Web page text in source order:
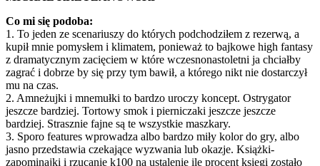
Co mi się podoba:
1. To jeden ze scenariuszy do których podchodziłem z rezerwą, a
kupił mnie pomysłem i klimatem, ponieważ to bajkowe high fantasy
z dramatycznym zacięciem w które wczesnonastoletni ja chciałby
zagrać i dobrze by się przy tym bawił, a którego nikt nie dostarczył
mu na czas.
2. Amneżujki i mnemułki to bardzo uroczy koncept. Ostrygator
jeszcze bardziej. Tortowy smok i pierniczaki jeszcze jeszcze
bardziej. Strasznie fajne są te wszystkie maszkary.
3. Sporo features wprowadza albo bardzo miły kolor do gry, albo
jasno przedstawia czekające wyzwania lub okazje. Książki-
zapominajki i rzucanie k100 na ustalenie ile procent księgi zostało